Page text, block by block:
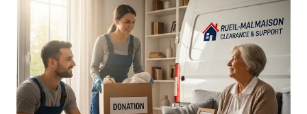
UN
SERVICE
HUMAIN,
RAPIDE
ET
SURPRISE